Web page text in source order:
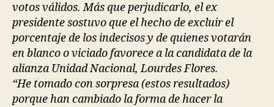
votos válidos. Más que perjudicarlo, el ex
presidente sostuvo que el hecho de excluir el
porcentaje de los indecisos y de quienes votarán
en blanco o viciado favorece a la candidata de la
alianza Unidad Nacional, Lourdes Flores.
“He tomado con sorpresa (estos resultados)
porque han cambiado la forma de hacer la